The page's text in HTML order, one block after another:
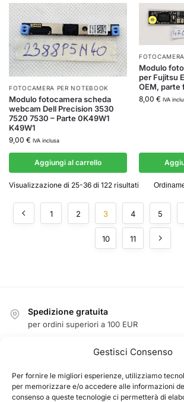
Gestisci Consenso
Per fornire le migliori esperienze, utilizziamo
per memorizzare e/o accedere alle informazioni
consenso a queste tecnologie ci permetterà di
FOTOCAMERA PER NOTEBOOK
Modulo fotocamera scheda
webcam Dell Precision 3530
7520 7530 – Parte 0K49W1
K49W1
9,00 € IVA inclusa
Aggiungi al carrello
Modulo
per Fujitsu
OEM, parte
8,00 € IVA
Visualizzazione di 25-36 di 122 risultati
1 2 3 4 5
10 11
Spedizione gratuita
per ordini superiori a 100 EUR
garanzia di rimborso
Garanzia
1 anno di garanzia su tutti i prodotti